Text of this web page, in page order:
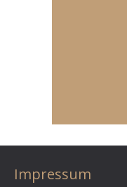
Impressum